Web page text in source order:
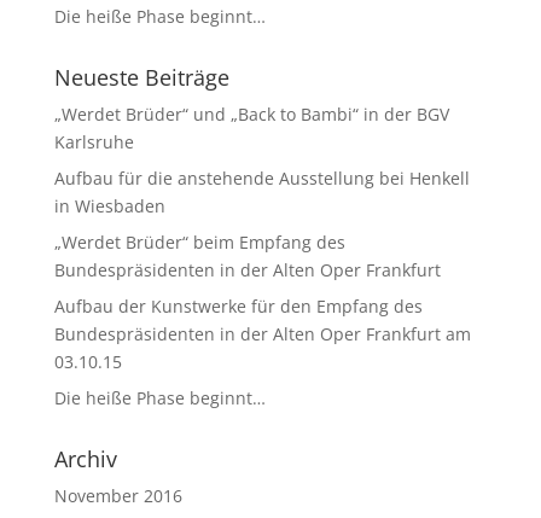
Die heiße Phase beginnt…
Neueste Beiträge
„Werdet Brüder“ und „Back to Bambi“ in der BGV
Karlsruhe
Aufbau für die anstehende Ausstellung bei Henkell
in Wiesbaden
„Werdet Brüder“ beim Empfang des
Bundespräsidenten in der Alten Oper Frankfurt
Aufbau der Kunstwerke für den Empfang des
Bundespräsidenten in der Alten Oper Frankfurt am
03.10.15
Die heiße Phase beginnt…
Archiv
November 2016